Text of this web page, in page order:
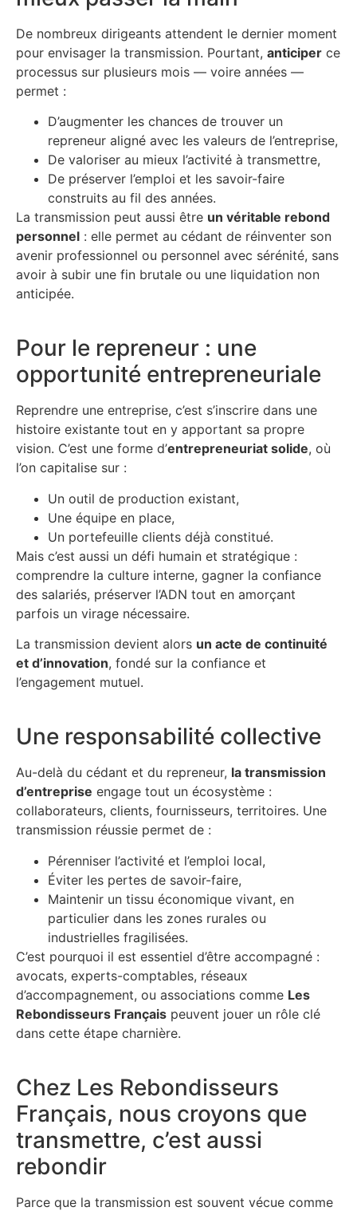
De nombreux dirigeants attendent le dernier moment
pour envisager la transmission. Pourtant, anticiper ce
processus sur plusieurs mois — voire années —
permet :
D’augmenter les chances de trouver un
repreneur aligné avec les valeurs de l’entreprise,
De valoriser au mieux l’activité à transmettre,
De préserver l’emploi et les savoir-faire
construits au fil des années.
La transmission peut aussi être un véritable rebond
personnel : elle permet au cédant de réinventer son
avenir professionnel ou personnel avec sérénité, sans
avoir à subir une fin brutale ou une liquidation non
anticipée.
Pour le repreneur : une
opportunité entrepreneuriale
Reprendre une entreprise, c’est s’inscrire dans une
histoire existante tout en y apportant sa propre
vision. C’est une forme d’entrepreneuriat solide, où
l’on capitalise sur :
Un outil de production existant,
Une équipe en place,
Un portefeuille clients déjà constitué.
Mais c’est aussi un défi humain et stratégique :
comprendre la culture interne, gagner la confiance
des salariés, préserver l’ADN tout en amorçant
parfois un virage nécessaire.
La transmission devient alors un acte de continuité
et d’innovation, fondé sur la confiance et
l’engagement mutuel.
Une responsabilité collective
Au-delà du cédant et du repreneur, la transmission
d’entreprise engage tout un écosystème :
collaborateurs, clients, fournisseurs, territoires. Une
transmission réussie permet de :
Pérenniser l’activité et l’emploi local,
Éviter les pertes de savoir-faire,
Maintenir un tissu économique vivant, en
particulier dans les zones rurales ou
industrielles fragilisées.
C’est pourquoi il est essentiel d’être accompagné :
avocats, experts-comptables, réseaux
d’accompagnement, ou associations comme Les
Rebondisseurs Français peuvent jouer un rôle clé
dans cette étape charnière.
Chez Les Rebondisseurs
Français, nous croyons que
transmettre, c’est aussi
rebondir
Parce que la transmission est souvent vécue comme